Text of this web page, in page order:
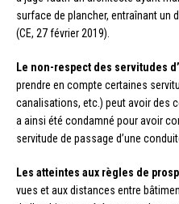
surface de plancher, entraînant un
(CE, 27 février 2019).
Le non-respect des servitudes
prendre en compte certaines
canalisations, etc.) peut avoir des
a ainsi été condamné pour avoir
servitude de passage d’une
Les atteintes aux règles de
vues et aux distances entre